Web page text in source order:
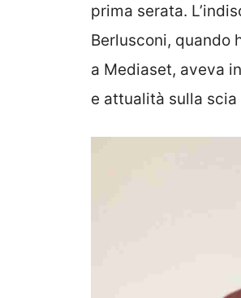
prima serata.
Berlusconi, quando
a Mediaset, aveva
e attualità sulla scia